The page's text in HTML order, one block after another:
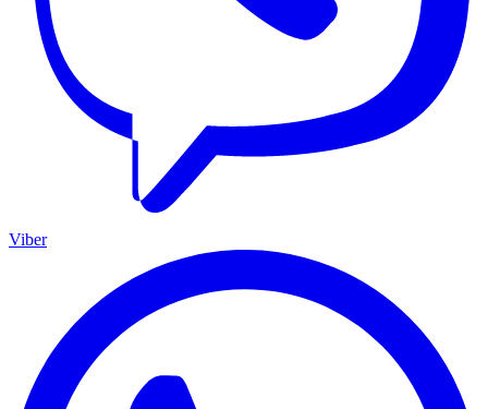
Viber